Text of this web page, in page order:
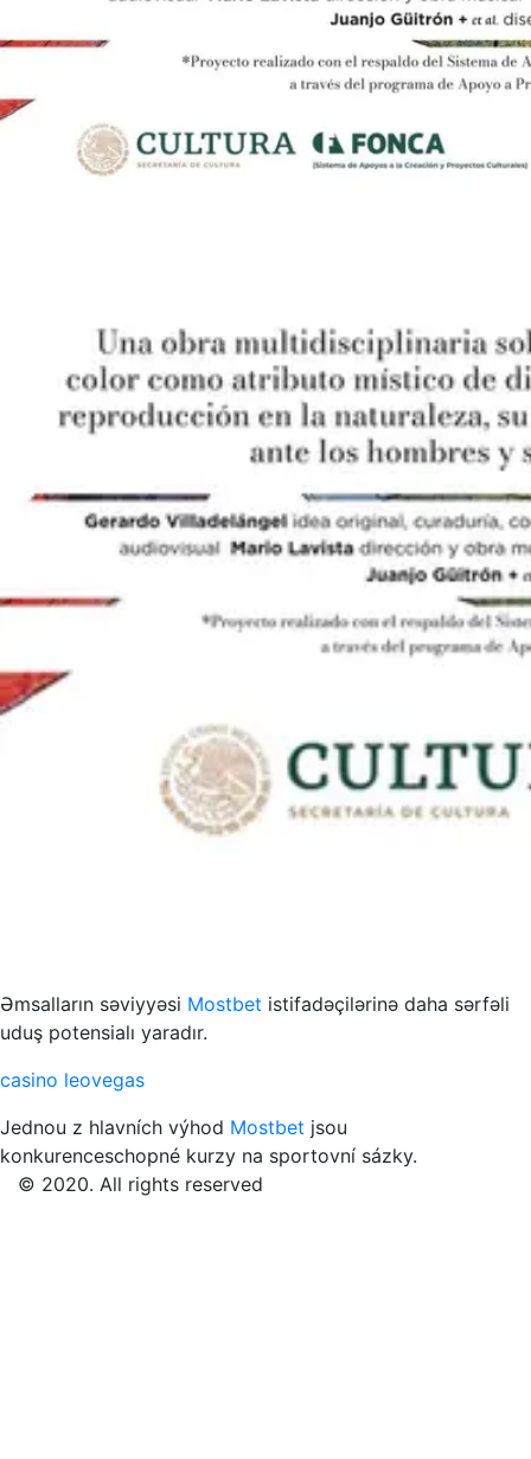
Əmsalların səviyyəsi Mostbet istifadəçilərinə daha sərfəli
uduş potensialı yaradır.
casino leovegas
Jednou z hlavních výhod Mostbet jsou
konkurenceschopné kurzy na sportovní sázky.
© 2020. All rights reserved